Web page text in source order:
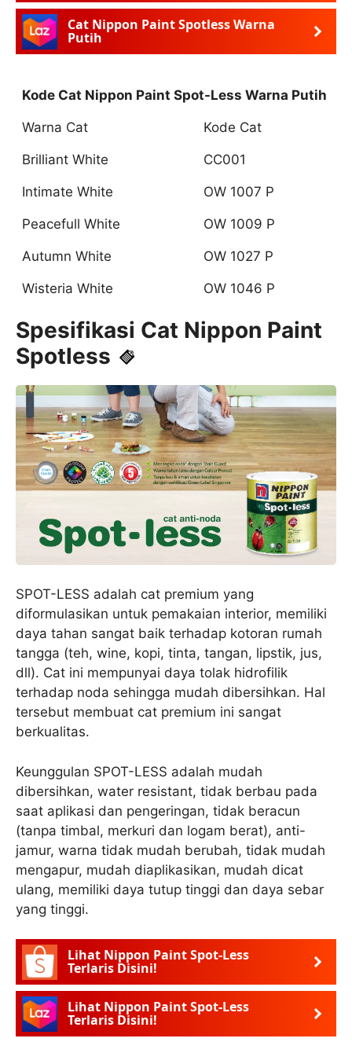
Cat Nippon Paint Spotless Warna
Putih
Kode Cat Nippon Paint Spot-Less Warna Putih
Warna Cat Kode Cat
Brilliant White CC001
Intimate White OW 1007 P
Peacefull White OW 1009 P
Autumn White OW 1027 P
Wisteria White OW 1046 P
Spesifikasi Cat Nippon Paint
Spotless
SPOT-LESS adalah cat premium yang
diformulasikan untuk pemakaian interior, memiliki
daya tahan sangat baik terhadap kotoran rumah
tangga (teh, wine, kopi, tinta, tangan, lipstik, jus,
dll). Cat ini mempunyai daya tolak hidrofilik
terhadap noda sehingga mudah dibersihkan. Hal
tersebut membuat cat premium ini sangat
berkualitas.
Keunggulan SPOT-LESS adalah mudah
dibersihkan, water resistant, tidak berbau pada
saat aplikasi dan pengeringan, tidak beracun
(tanpa timbal, merkuri dan logam berat), anti-
jamur, warna tidak mudah berubah, tidak mudah
mengapur, mudah diaplikasikan, mudah dicat
ulang, memiliki daya tutup tinggi dan daya sebar
yang tinggi.
Lihat Nippon Paint Spot-Less
Terlaris Disini!
Lihat Nippon Paint Spot-Less
Terlaris Disini!